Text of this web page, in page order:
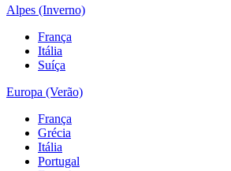
Alpes (Inverno)
França
Itália
Suíça
Europa (Verão)
França
Grécia
Itália
Portugal